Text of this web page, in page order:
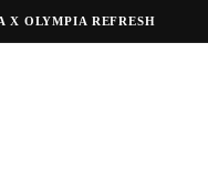
OLYMPIA REFRESH